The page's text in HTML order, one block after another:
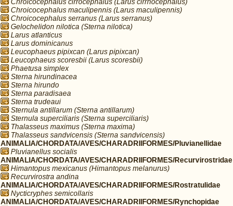
Chroicocephalus cirrocephalus (Larus cirrhocephalus)
Chroicocephalus maculipennis (Larus maculipennis)
Chroicocephalus serranus (Larus serranus)
Gelochelidon nilotica (Sterna nilotica)
Larus atlanticus
Larus dominicanus
Leucophaeus pipixcan (Larus pipixcan)
Leucophaeus scoresbii (Larus scoresbii)
Phaetusa simplex
Sterna hirundinacea
Sterna hirundo
Sterna paradisaea
Sterna trudeaui
Sternula antillarum (Sterna antillarum)
Sternula superciliaris (Sterna superciliaris)
Thalasseus maximus (Sterna maxima)
Thalasseus sandvicensis (Sterna sandvicensis)
ANIMALIA/CHORDATA/AVES/CHARADRIIFORMES/Pluvianellidae
Pluvianellus socialis
ANIMALIA/CHORDATA/AVES/CHARADRIIFORMES/Recurvirostridae
Himantopus mexicanus (Himantopus melanurus)
Recurvirostra andina
ANIMALIA/CHORDATA/AVES/CHARADRIIFORMES/Rostratulidae
Nycticryphes semicollaris
ANIMALIA/CHORDATA/AVES/CHARADRIIFORMES/Rynchopidae